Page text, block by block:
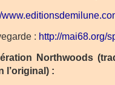
: http://mai68.org/
Northwoods
l’original) :